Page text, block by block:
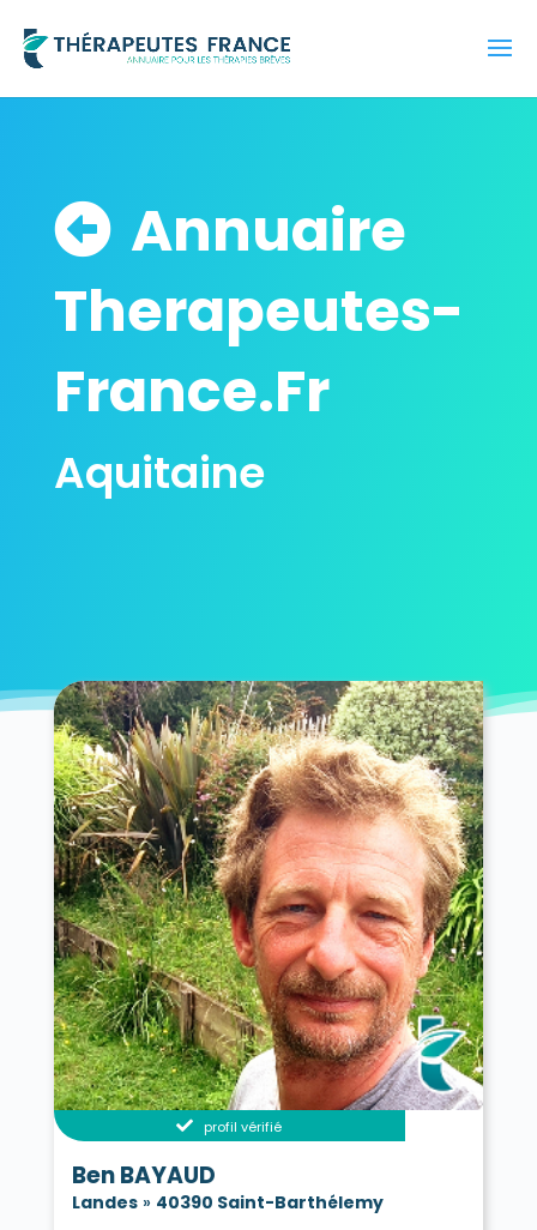
Annuaire
Therapeutes-
France.Fr
Aquitaine
profil vérifié
Ben BAYAUD
Landes» 40390 Saint-Barthélemy